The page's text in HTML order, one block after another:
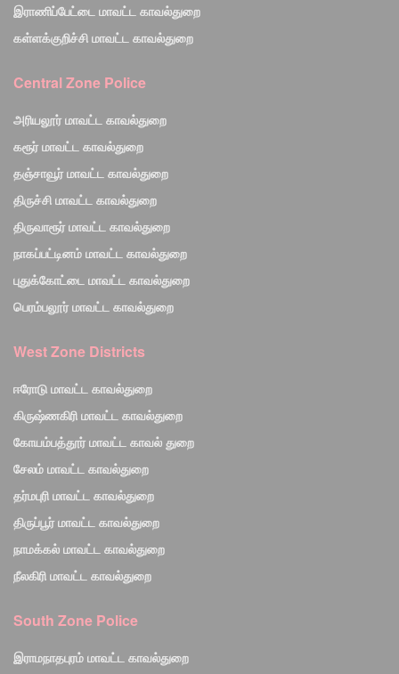
இராணிப்பேட்டை மாவட்ட காவல்துறை
கள்ளக்குறிச்சி மாவட்ட காவல்துறை
Central Zone Police
அரியலூர் மாவட்ட காவல்துறை
கரூர் மாவட்ட காவல்துறை
தஞ்சாவூர் மாவட்ட காவல்துறை
திருச்சி மாவட்ட காவல்துறை
திருவாரூர் மாவட்ட காவல்துறை
நாகப்பட்டினம் மாவட்ட காவல்துறை
புதுக்கோட்டை மாவட்ட காவல்துறை
பெரம்பலூர் மாவட்ட காவல்துறை
West Zone Districts
ஈரோடு மாவட்ட காவல்துறை
கிருஷ்ணகிரி மாவட்ட காவல்துறை
கோயம்பத்தூர் மாவட்ட காவல் துறை
சேலம் மாவட்ட காவல்துறை
தர்மபுரி மாவட்ட காவல்துறை
திருப்பூர் மாவட்ட காவல்துறை
நாமக்கல் மாவட்ட காவல்துறை
நீலகிரி மாவட்ட காவல்துறை
South Zone Police
இராமநாதபுரம் மாவட்ட காவல்துறை